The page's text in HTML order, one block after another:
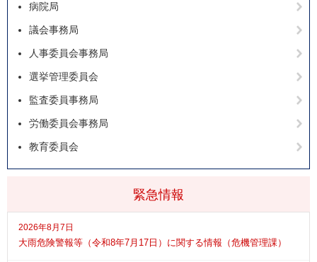
緊急情報
2026年8月7日
大雨危険警報等（令和8年7月17日）に関する情報（危機管理課）
病院局
議会事務局
人事委員会事務局
選挙管理委員会
監査委員事務局
労働委員会事務局
教育委員会